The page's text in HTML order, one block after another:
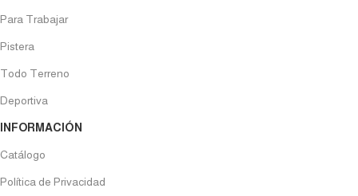
Para Trabajar
Pistera
Todo Terreno
Deportiva
INFORMACIÓN
Catálogo
Política de Privacidad